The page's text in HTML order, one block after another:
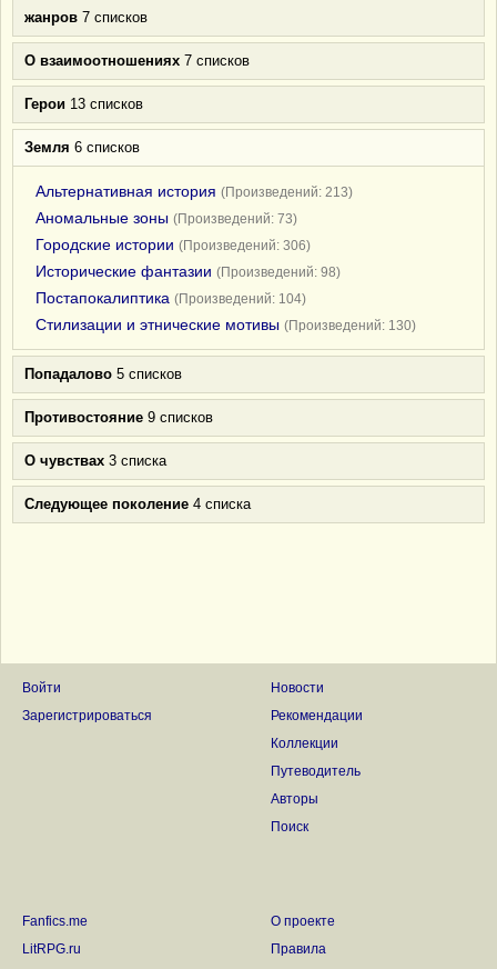
жанров 7 списков
О взаимоотношениях 7 списков
Герои 13 списков
Земля 6 списков
Альтернативная история (Произведений: 213)
Аномальные зоны (Произведений: 73)
Городские истории (Произведений: 306)
Исторические фантазии (Произведений: 98)
Постапокалиптика (Произведений: 104)
Стилизации и этнические мотивы (Произведений: 130)
Попадалово 5 списков
Противостояние 9 списков
О чувствах 3 списка
Следующее поколение 4 списка
Войти
Зарегистрироваться
Новости
Рекомендации
Коллекции
Путеводитель
Авторы
Поиск
Fanfics.me
LitRPG.ru
О проекте
Правила